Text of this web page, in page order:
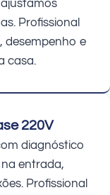
Profissional
desempenho e
casa.
220V
diagnóstico
entrada,
Profissional